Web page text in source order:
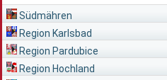
Südmähren
Region Karlsbad
Region Pardubice
Region Hochland